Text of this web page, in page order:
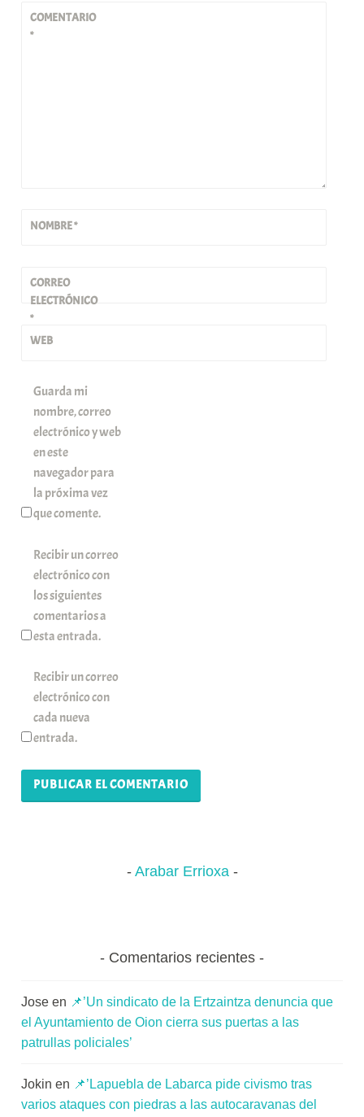
COMENTARIO
*
NOMBRE*
CORREO
ELECTRÓNICO
*
WEB
Guarda mi
nombre, correo
electrónico y web
en este
navegador para
la próxima vez
que comente.
Recibir un correo
electrónico con
los siguientes
comentarios a
esta entrada.
Recibir un correo
electrónico con
cada nueva
entrada.
Arabar Errioxa
Comentarios recientes
Jose en 📌’Un sindicato de la Ertzaintza denuncia que
el Ayuntamiento de Oion cierra sus puertas a las
patrullas policiales’
Jokin en 📌’Lapuebla de Labarca pide civismo tras
varios ataques con piedras a las autocaravanas del